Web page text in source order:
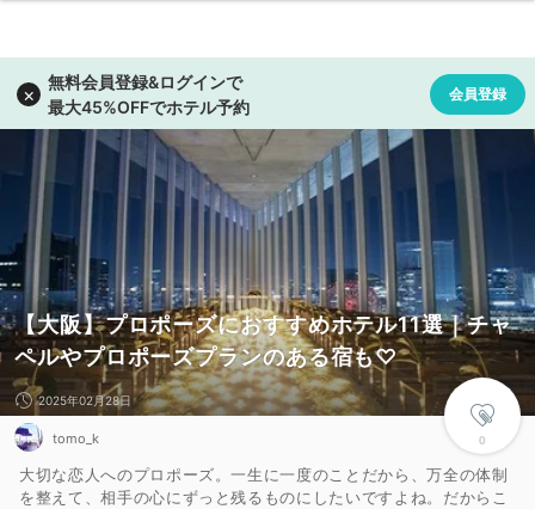
【大阪】プロポーズにおすすめホテル11選｜チャ
ペルやプロポーズプランのある宿も♡
0
2025年02月28日
tomo_k
大切な恋人へのプロポーズ。一生に一度のことだから、万全の体制
を整えて、相手の心にずっと残るものにしたいですよね。だからこ